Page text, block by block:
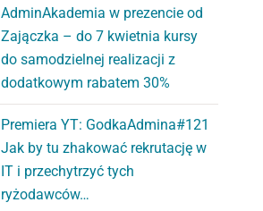
AdminAkademia w prezencie od
Zajączka – do 7 kwietnia kursy
do samodzielnej realizacji z
dodatkowym rabatem 30%
Premiera YT: GodkaAdmina#121
Jak by tu zhakować rekrutację w
IT i przechytrzyć tych
ryżodawców…